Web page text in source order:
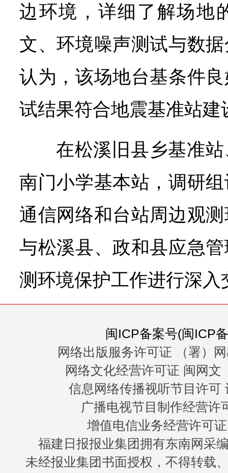
边环境，详细了解场地
文、环境噪声测试与数
认为，该场地台基条件
试结果符合地震基准站建
在松溪旧县乡基准
南门小学基本站，调研
通信网络和台站周边观
与松溪县、政和县应急
测环境保护工作进行深入
闽ICP备案号(闽ICP
网络出版服务许可证 （署）
网络文化经营许可证 闽网文
信息网络传播视听节目许可
广播电视节目制作经营许
增值电信业务经营许可
福建日报报业集团拥有东南网采
未经报业集团书面授权，不得转载